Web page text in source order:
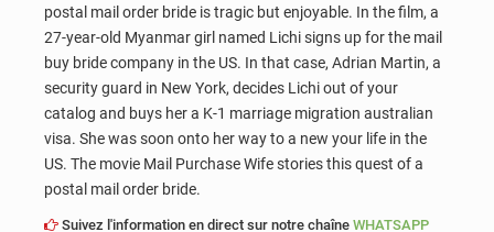
postal mail order bride is tragic but enjoyable. In the film, a
27-year-old Myanmar girl named Lichi signs up for the mail
buy bride company in the US. In that case, Adrian Martin, a
security guard in New York, decides Lichi out of your
catalog and buys her a K-1 marriage migration australian
visa. She was soon onto her way to a new your life in the
US. The movie Mail Purchase Wife stories this quest of a
postal mail order bride.
Suivez l'information en direct sur notre chaîne WHATSAPP